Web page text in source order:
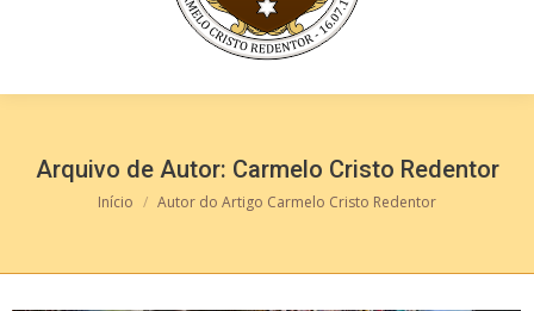
Arquivo de Autor: Carmelo Cristo Redentor
Você está aqui:
Início Autor do Artigo Carmelo Cristo Redentor